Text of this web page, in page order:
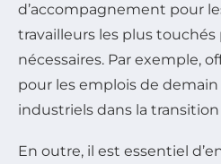
d’accompagnement pour
travailleurs les plus
nécessaires. Par exemple,
pour les emplois de
industriels dans la
En outre, il est essentiel